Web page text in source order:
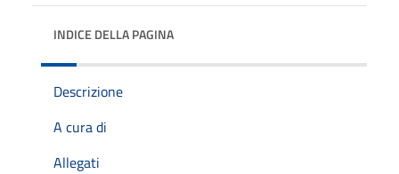
INDICE DELLA PAGINA
Descrizione
A cura di
Allegati